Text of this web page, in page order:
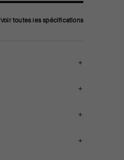
Voir toutes les spécifications